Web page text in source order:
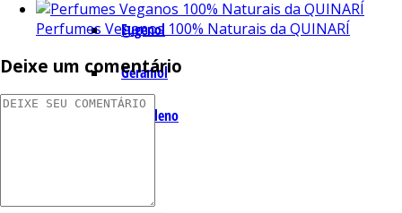
Eugenol
Geraniol
Humuleno
Perfumes Veganos 100% Naturais da QUINARÍ
Deixe um comentário